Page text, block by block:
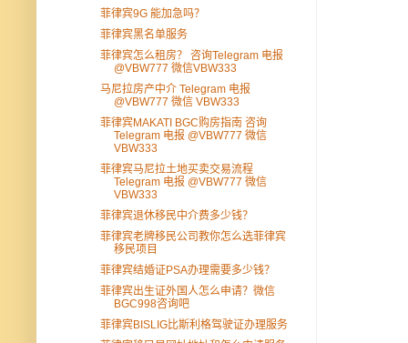
菲律宾9G 能加急吗？
菲律宾黑名单服务
菲律宾怎么租房？ 咨询Telegram 电报
@VBW777 微信VBW333
马尼拉房产中介 Telegram 电报
@VBW777 微信 VBW333
菲律宾MAKATI BGC购房指南 咨询
Telegram 电报 @VBW777 微信
VBW333
菲律宾马尼拉土地买卖交易流程
Telegram 电报 @VBW777 微信
VBW333
菲律宾退休移民中介费多少钱？
菲律宾老牌移民公司教你怎么选菲律宾
移民项目
菲律宾结婚证PSA办理需要多少钱？
菲律宾出生证外国人怎么申请？微信
BGC998咨询吧
菲律宾BISLIG比斯利格驾驶证办理服务